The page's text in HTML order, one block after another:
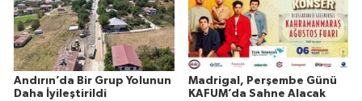
Andırın’da Bir Grup Yolunun
Daha İyileştirildi
Madrigal, Perşembe Günü
KAFUM’da Sahne Alacak